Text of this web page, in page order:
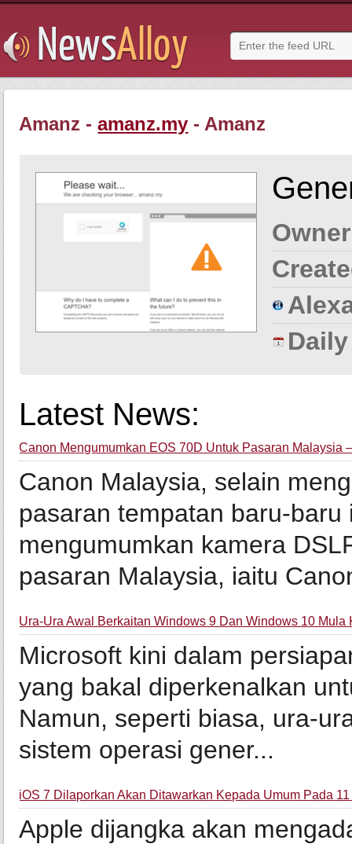
Amanz -amanz.my - Amanz
Latest News:
Canon Mengumumkan EOS 70D Untuk Pasaran Malaysia
Canon Malaysia, selain
pasaran tempatan baru-
mengumumkan kamera
pasaran Malaysia, iaitu
Ura-Ura Awal Berkaitan Windows 9 Dan Windows 10 Mula
Microsoft kini dalam
yang bakal diperkenalkan
Namun, seperti biasa, ura-
sistem operasi gener...
iOS 7 Dilaporkan Akan Ditawarkan Kepada Umum Pada
Apple dijangka akan